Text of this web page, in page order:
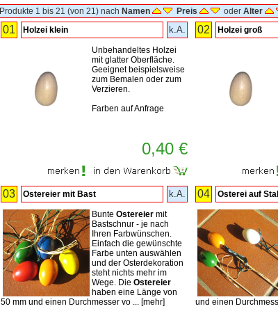
Produkte 1 bis 21 (von 21) nach Namen Preis oder Alter
01 Holzei klein k.A.
Unbehandeltes Holzei
mit glatter Oberfläche.
Geeignet beispielsweise
zum Bemalen oder zum
Verzieren.
Farben auf Anfrage
0,40 €
02 Holzei groß
03 Ostereier mit Bast k.A.
Bunte Ostereier mit
Bastschnur - je nach
Ihren Farbwünschen.
Einfach die gewünschte
Farbe unten auswählen
und der Osterdekoration
steht nichts mehr im
Wege. Die Ostereier
haben eine Länge von
50 mm und einen Durchmesser vo ... [mehr]
04 Osterei auf
und einen